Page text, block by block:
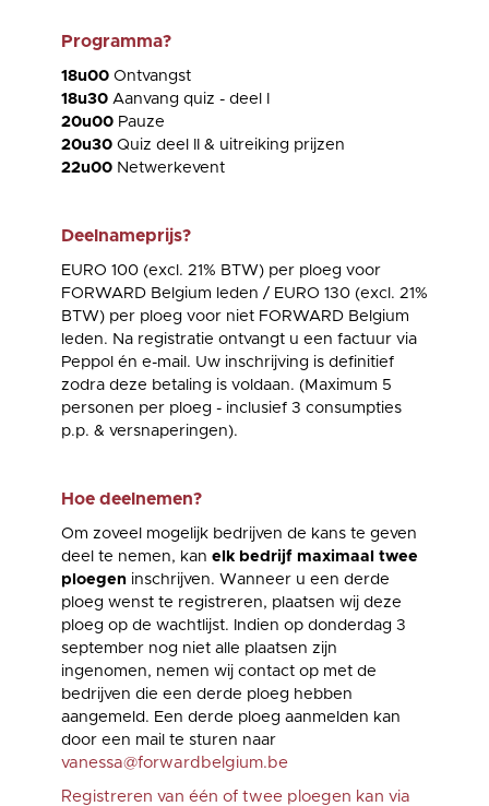
Programma?
18u00 Ontvangst
18u30 Aanvang quiz - deel I
20u00 Pauze
20u30 Quiz deel II & uitreiking prijzen
22u00 Netwerkevent
Deelnameprijs?
EURO 100 (excl. 21% BTW) per ploeg voor
FORWARD Belgium leden / EURO 130 (excl. 21%
BTW) per ploeg voor niet FORWARD Belgium
leden. Na registratie ontvangt u een factuur via
Peppol én e-mail. Uw inschrijving is definitief
zodra deze betaling is voldaan. (Maximum 5
personen per ploeg - inclusief 3 consumpties
p.p. & versnaperingen).
Hoe deelnemen?
Om zoveel mogelijk bedrijven de kans te geven
deel te nemen, kan elk bedrijf maximaal twee
ploegeninschrijven. Wanneer u een derde
ploeg wenst te registreren, plaatsen wij deze
ploeg op de wachtlijst. Indien op donderdag 3
september nog niet alle plaatsen zijn
ingenomen, nemen wij contact op met de
bedrijven die een derde ploeg hebben
aangemeld. Een derde ploeg aanmelden kan
door een mail te sturen naar
vanessa@forwardbelgium.be
Registreren van één of twee ploegen kan via